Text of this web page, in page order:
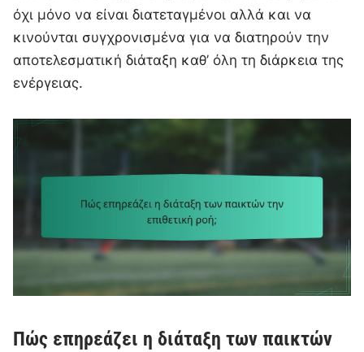
όχι μόνο να είναι διατεταγμένοι αλλά και να
κινούνται συγχρονισμένα για να διατηρούν την
αποτελεσματική διάταξη καθ’ όλη τη διάρκεια της
ενέργειας.
Πώς επηρεάζει η διάταξη των παικτών